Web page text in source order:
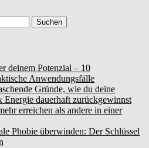
deinem Potenzial – 10
Anwendungsfälle
Gründe, wie du deine
dauerhaft zurückgewinnst
erreichen als andere in einer
Phobie überwinden: Der Schlüssel